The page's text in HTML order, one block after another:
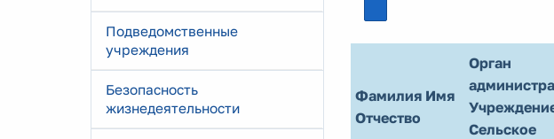
Подведомственные
учреждения
Безопасность
жизнедеятельности
Фамилия Имя
Отчество
Орган
Сельское